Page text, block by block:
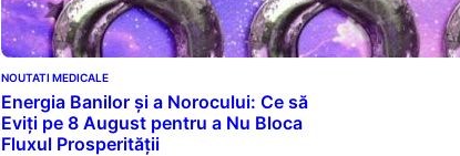
NOUTATI MEDICALE
Energia Banilor și a Norocului: Ce să
Eviți pe 8 August pentru a Nu Bloca
Fluxul Prosperității